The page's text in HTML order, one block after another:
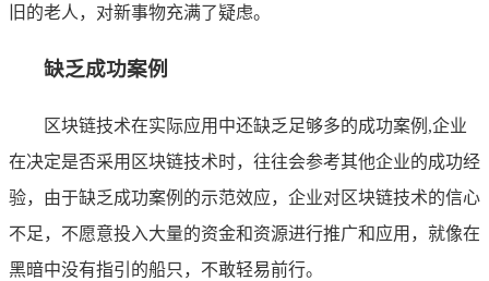
旧的老人，对新事物充满了疑虑。
缺乏成功案例
区块链技术在实际应用中还缺乏足够多的成功案例,企业
在决定是否采用区块链技术时，往往会参考其他企业的成功经
验，由于缺乏成功案例的示范效应，企业对区块链技术的信心
不足，不愿意投入大量的资金和资源进行推广和应用，就像在
黑暗中没有指引的船只，不敢轻易前行。